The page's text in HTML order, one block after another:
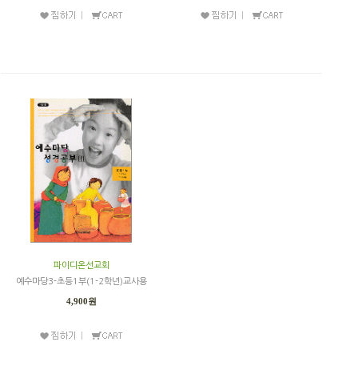
파이디온선교회
예수마당3-초등1부(1-2학년)교사용
4,900원